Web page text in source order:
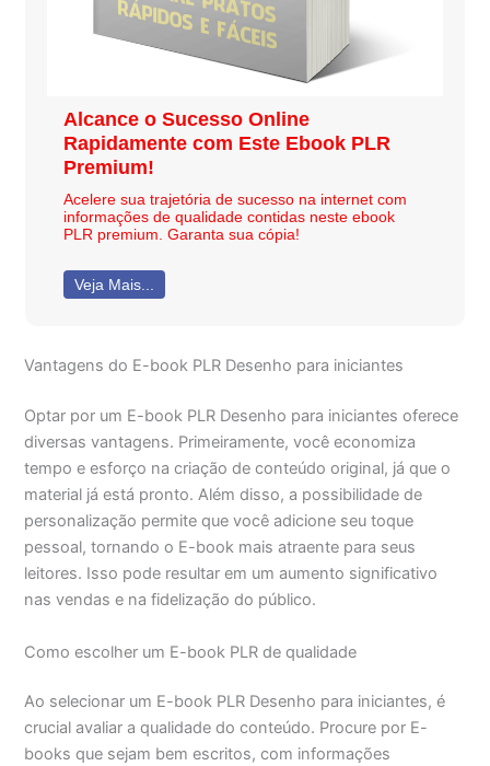
Alcance o Sucesso Online
Rapidamente com Este Ebook PLR
Premium!
Acelere sua trajetória de sucesso na internet com
informações de qualidade contidas neste ebook
PLR premium. Garanta sua cópia!
Veja Mais...
Vantagens do E-book PLR Desenho para iniciantes
Optar por um E-book PLR Desenho para iniciantes oferece
diversas vantagens. Primeiramente, você economiza
tempo e esforço na criação de conteúdo original, já que o
material já está pronto. Além disso, a possibilidade de
personalização permite que você adicione seu toque
pessoal, tornando o E-book mais atraente para seus
leitores. Isso pode resultar em um aumento significativo
nas vendas e na fidelização do público.
Como escolher um E-book PLR de qualidade
Ao selecionar um E-book PLR Desenho para iniciantes, é
crucial avaliar a qualidade do conteúdo. Procure por E-
books que sejam bem escritos, com informações